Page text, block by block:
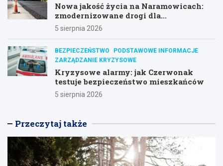
Nowa jakość życia na Naramowicach:
zmodernizowane drogi dla
mieszkańców
5 sierpnia 2026
BEZPIECZEŃSTWO
PODSTAWOWE INFORMACJE
ZARZĄDZANIE KRYZYSOWE
Kryzysowe alarmy: jak Czerwonak
testuje bezpieczeństwo mieszkańców
5 sierpnia 2026
Przeczytaj także